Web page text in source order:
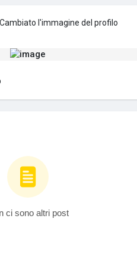
Cambiato l'immagine del profilo
ci sono altri post